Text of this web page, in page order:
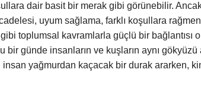
dair basit bir merak gibi görünebilir.
uyum sağlama, farklı koşullara
toplumsal kavramlarla güçlü bir bağlantısı
günde insanların ve kuşların aynı gökyüzü
yağmurdan kaçacak bir durak ararken,